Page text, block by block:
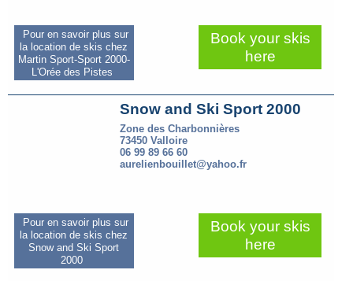
Pour en savoir plus sur
la location de skis chez
Martin Sport-Sport 2000-
L'Orée des Pistes
Book your skis
here
Snow and Ski Sport 2000
Zone des Charbonnières
73450 Valloire
06 99 89 66 60
aurelienbouillet@yahoo.fr
Pour en savoir plus sur
la location de skis chez
Snow and Ski Sport
2000
Book your skis
here